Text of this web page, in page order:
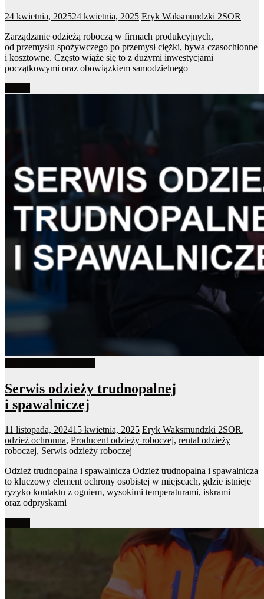
24 kwietnia, 202524 kwietnia, 2025 Eryk Waksmundzki 2SOR
Zarządzanie odzieżą roboczą w firmach produkcyjnych,
od przemysłu spożywczego po przemysł ciężki, bywa czasochłonne
i kosztowne. Często wiąże się to z dużymi inwestycjami
początkowymi oraz obowiązkiem samodzielnego
Serwis odzieży trudnopalnej
i spawalniczej
11 listopada, 202415 kwietnia, 2025 Eryk Waksmundzki 2SOR,
odzież ochronna, Producent odzieży roboczej, rental odzieży
roboczej, Serwis odzieży roboczej
Odzież trudnopalna i spawalnicza Odzież trudnopalna i spawalnicza
to kluczowy element ochrony osobistej w miejscach, gdzie istnieje
ryzyko kontaktu z ogniem, wysokimi temperaturami, iskrami
oraz odpryskami